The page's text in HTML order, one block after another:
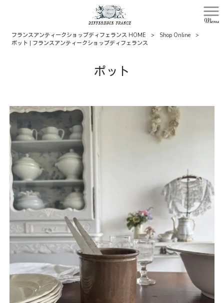
Menu
フランスアンティークショップディフェランス HOME > Shop Online
>
ポット | フランスアンティークショップディフェランス
ポット